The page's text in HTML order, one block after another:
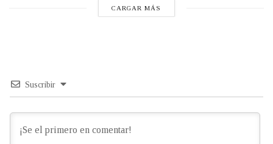
CARGAR MÁS
Suscribir